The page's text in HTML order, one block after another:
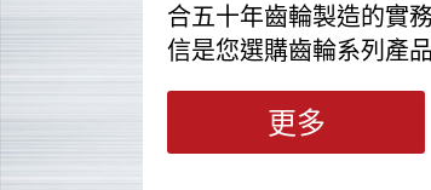
合五十年齒輪製造的實
信是您選購齒輪系列產
更多